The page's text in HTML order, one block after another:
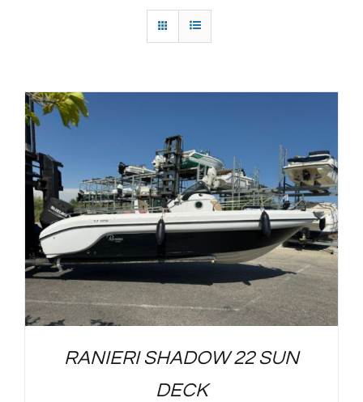
RANIERI SHADOW 22 SUN
DECK